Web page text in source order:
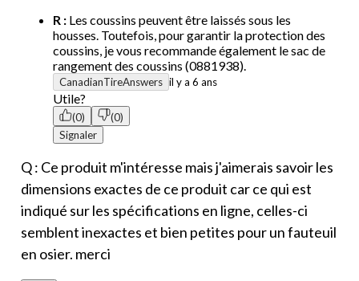
R : Les coussins peuvent être laissés sous les
housses. Toutefois, pour garantir la protection des
coussins, je vous recommande également le sac de
rangement des coussins (0881938).
CanadianTireAnswers il y a 6 ans
Utile?
(0)
(0)
Signaler
Q : Ce produit m'intéresse mais j'aimerais savoir les
dimensions exactes de ce produit car ce qui est
indiqué sur les spécifications en ligne, celles-ci
semblent inexactes et bien petites pour un fauteuil
en osier. merci